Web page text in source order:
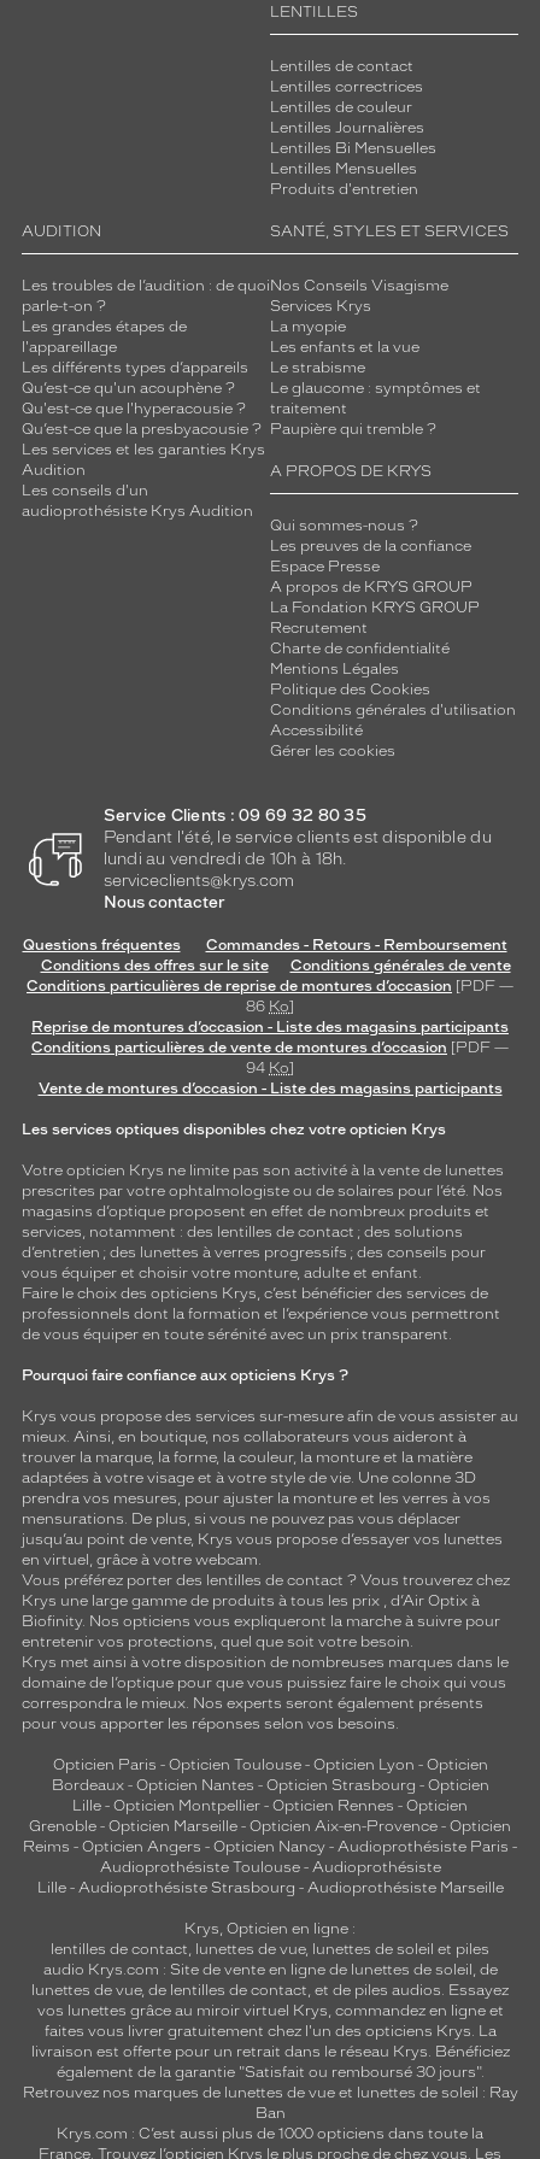
LENTILLES
Lentilles de contact
Lentilles correctrices
Lentilles de couleur
Lentilles Journalières
Lentilles Bi Mensuelles
Lentilles Mensuelles
Produits d'entretien
AUDITION
Les troubles de l’audition : de quoi
parle-t-on ?
Les grandes étapes de
l'appareillage
Les différents types d’appareils
Qu’est-ce qu'un acouphène ?
Qu'est-ce que l'hyperacousie ?
Qu’est-ce que la presbyacousie ?
Les services et les garanties Krys
Audition
Les conseils d'un
audioprothésiste Krys Audition
SANTÉ, STYLES ET SERVICES
Nos Conseils Visagisme
Services Krys
La myopie
Les enfants et la vue
Le strabisme
Le glaucome : symptômes et
traitement
Paupière qui tremble ?
A PROPOS DE KRYS
Qui sommes-nous ?
Les preuves de la confiance
Espace Presse
A propos de KRYS GROUP
La Fondation KRYS GROUP
Recrutement
Charte de confidentialité
Mentions Légales
Politique des Cookies
Conditions générales d'utilisation
Accessibilité
Gérer les cookies
Service Clients : 09 69 32 80 35
Pendant l'été, le service clients est disponible du
lundi au vendredi de 10h à 18h.
serviceclients@krys.com
Nous contacter
Questions fréquentes
Commandes - Retours - Remboursement
Conditions des offres sur le site
Conditions générales de vente
Conditions particulières de reprise de montures d’occasion [PDF —
86 Ko]
Reprise de montures d’occasion - Liste des magasins participants
Conditions particulières de vente de montures d’occasion [PDF —
94 Ko]
Vente de montures d’occasion - Liste des magasins participants
Les services optiques disponibles chez votre opticien Krys
Votre opticien Krys ne limite pas son activité à la vente de lunettes
prescrites par votre ophtalmologiste ou de solaires pour l’été. Nos
magasins d’optique proposent en effet de nombreux produits et
services, notamment : des lentilles de contact ; des solutions
d’entretien ; des lunettes à verres progressifs ; des conseils pour
vous équiper et choisir votre monture, adulte et enfant.
Faire le choix des opticiens Krys, c’est bénéficier des services de
professionnels dont la formation et l’expérience vous permettront
de vous équiper en toute sérénité avec un prix transparent.
Pourquoi faire confiance aux opticiens Krys ?
Krys vous propose des services sur-mesure afin de vous assister au
mieux. Ainsi, en boutique, nos collaborateurs vous aideront à
trouver la marque, la forme, la couleur, la monture et la matière
adaptées à votre visage et à votre style de vie. Une colonne 3D
prendra vos mesures, pour ajuster la monture et les verres à vos
mensurations. De plus, si vous ne pouvez pas vous déplacer
jusqu’au point de vente, Krys vous propose d’essayer vos lunettes
en virtuel, grâce à votre webcam.
Vous préférez porter des lentilles de contact ? Vous trouverez chez
Krys une large gamme de produits à tous les prix , d’Air Optix à
Biofinity. Nos opticiens vous expliqueront la marche à suivre pour
entretenir vos protections, quel que soit votre besoin.
Krys met ainsi à votre disposition de nombreuses marques dans le
domaine de l’optique pour que vous puissiez faire le choix qui vous
correspondra le mieux. Nos experts seront également présents
pour vous apporter les réponses selon vos besoins.
Opticien Paris - Opticien Toulouse- Opticien Lyon - Opticien
Bordeaux- Opticien Nantes - Opticien Strasbourg - Opticien
Lille - Opticien Montpellier - Opticien Rennes - Opticien
Grenoble - Opticien Marseille - Opticien Aix-en-Provence - Opticien
Reims - Opticien Angers - Opticien Nancy - Audioprothésiste Paris -
Audioprothésiste Toulouse- Audioprothésiste
Lille- Audioprothésiste Strasbourg - Audioprothésiste Marseille
Krys, Opticien en ligne :
lentilles de contact, lunettes de vue, lunettes de soleil et piles
audio Krys.com : Site de vente en ligne de lunettes de soleil, de
lunettes de vue, de lentilles de contact, et de piles audios. Essayez
vos lunettes grâce au miroir virtuel Krys, commandez en ligne et
faites vous livrer gratuitement chez l'un des opticiens Krys. La
livraison est offerte pour un retrait dans le réseau Krys. Bénéficiez
également de la garantie "Satisfait ou remboursé 30 jours".
Retrouvez nos marques de lunettes de vue et lunettes de soleil : Ray
Ban
Krys.com : C’est aussi plus de 1000 opticiens dans toute la
France. Trouvez l’opticien Krys le plus proche de chez vous. Les